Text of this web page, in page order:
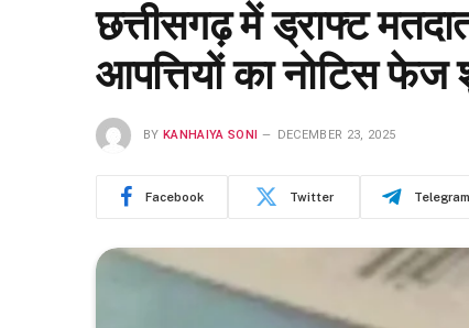
छत्तीसगढ़ में ड्राफ्ट
आपत्तियों का नोटिस
BY KANHAIYA SONI DECEMBER 23, 2025
Facebook Twitter Telegram